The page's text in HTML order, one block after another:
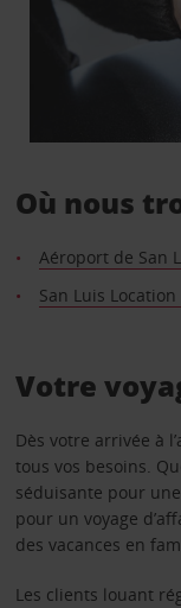
Où nous
Aéroport de San
San Luis
Votre
Dès votre arrivée à
tous vos besoins.
séduisante pour
pour un voyage
des vacances en
Les clients louant